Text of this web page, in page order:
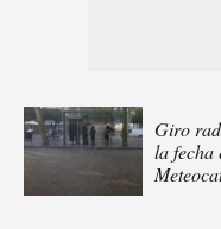
Giro
la fecha